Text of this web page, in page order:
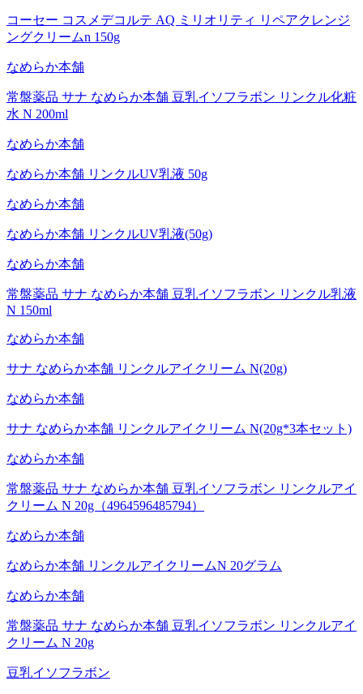
コーセー コスメデコルテ AQ ミリオリティ リペアクレンジ
ングクリームn 150g
なめらか本舗
常盤薬品 サナ なめらか本舗 豆乳イソフラボン リンクル化粧
水 N 200ml
なめらか本舗
なめらか本舗 リンクルUV乳液 50g
なめらか本舗
なめらか本舗 リンクルUV乳液(50g)
なめらか本舗
常盤薬品 サナ なめらか本舗 豆乳イソフラボン リンクル乳液
N 150ml
なめらか本舗
サナ なめらか本舗 リンクルアイクリーム N(20g)
なめらか本舗
サナ なめらか本舗 リンクルアイクリーム N(20g*3本セット)
なめらか本舗
常盤薬品 サナ なめらか本舗 豆乳イソフラボン リンクルアイ
クリーム N 20g（4964596485794）
なめらか本舗
なめらか本舗 リンクルアイクリームN 20グラム
なめらか本舗
常盤薬品 サナ なめらか本舗 豆乳イソフラボン リンクルアイ
クリーム N 20g
豆乳イソフラボン